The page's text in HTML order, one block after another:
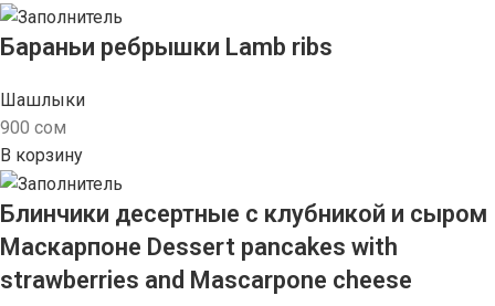
Бараньи ребрышки Lamb ribs
Шашлыки
900 сом
В корзину
Блинчики десертные с клубникой и сыром
Маскарпоне Dessert pancakes with
strawberries and Mascarpone cheese